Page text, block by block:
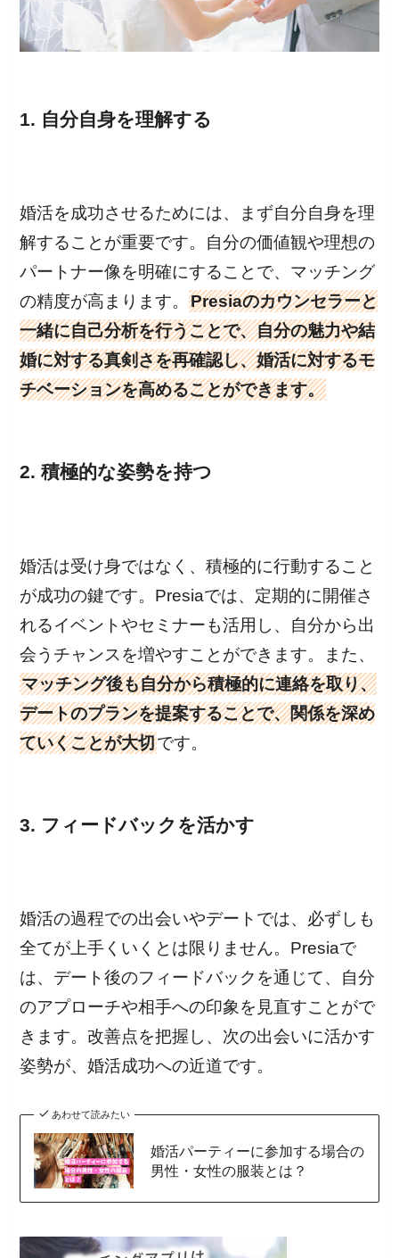
1. 自分自身を理解する
婚活を成功させるためには、まず自分自身を理
解することが重要です。自分の価値観や理想の
パートナー像を明確にすることで、マッチング
の精度が高まります。Presiaのカウンセラーと
一緒に自己分析を行うことで、自分の魅力や結
婚に対する真剣さを再確認し、婚活に対するモ
チベーションを高めることができます。
2. 積極的な姿勢を持つ
婚活は受け身ではなく、積極的に行動すること
が成功の鍵です。Presiaでは、定期的に開催さ
れるイベントやセミナーも活用し、自分から出
会うチャンスを増やすことができます。また、
マッチング後も自分から積極的に連絡を取り、
デートのプランを提案することで、関係を深め
ていくことが大切です。
3. フィードバックを活かす
婚活の過程での出会いやデートでは、必ずしも
全てが上手くいくとは限りません。Presiaで
は、デート後のフィードバックを通じて、自分
のアプローチや相手への印象を見直すことがで
きます。改善点を把握し、次の出会いに活かす
姿勢が、婚活成功への近道です。
あわせて読みたい
婚活パーティーに参加する場合の
男性・女性の服装とは？